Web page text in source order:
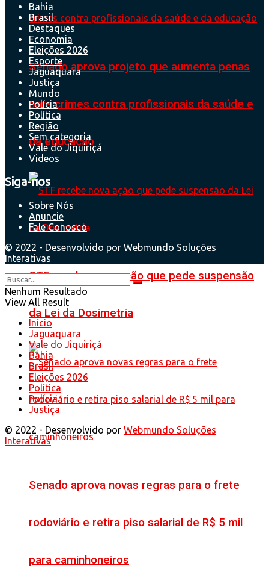
Senado aprova projeto que aumenta penas
para crimes contra profissionais da saúde e
da educação
STF recebe nova ação que pede suspensão
da Lei da Dosimetria
Senado aprova novas regras para o frete
rodoviário e retira piso salarial de R$ 5 mil
para caminhoneiros
Bahia
Brasil
Destaques
Economia
Eleições 2026
Esporte
Jaguaquara
Justiça
Mundo
Polícia
Política
Região
Sem categoria
Vale do Jiquiriçá
Videos
Siga-nos
Sobre Nós
Anuncie
Fale Conosco
© 2022 - Desenvolvido por Webmundo Soluções
Interativas
Nenhum Resultado
View All Result
Início
Jaguaquara
Vale do Jiquiriçá
Bahia
Brasil
Eleições 2026
Política
Polícia
Justiça
© 2022 - Desenvolvido por Webmundo Soluções
Interativas